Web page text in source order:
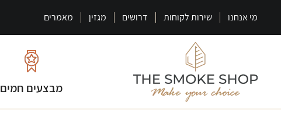
מי אנחנו שירות לקוחות דרושים מגזין מאמרים
מבצעים חמים